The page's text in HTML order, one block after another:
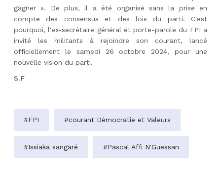
gagner ». De plus, il a été organisé sans la prise en
compte des consensus et des lois du parti. C'est
pourquoi, l'ex-secrétaire général et porte-parole du FPI a
invité les militants à rejoindre son courant, lancé
officiellement le samedi 26 octobre 2024, pour une
nouvelle vision du parti.
S.F
#FPI #courant Démocratie et Valeurs
#Issiaka sangaré #Pascal Affi N'Guessan